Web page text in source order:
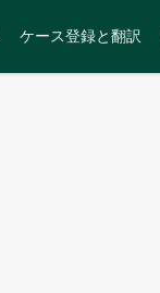
ケース登録と翻訳